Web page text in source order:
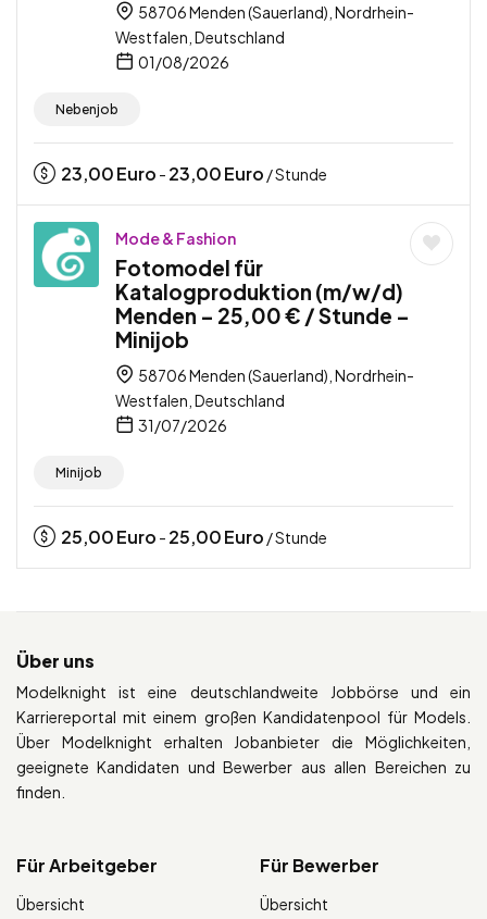
58706 Menden (Sauerland), Nordrhein-
Westfalen, Deutschland
01/08/2026
Nebenjob
23,00Euro - 23,00Euro / Stunde
Mode & Fashion
Fotomodel für
Katalogproduktion (m/w/d)
Menden – 25,00 € / Stunde –
Minijob
58706 Menden (Sauerland), Nordrhein-
Westfalen, Deutschland
31/07/2026
Minijob
25,00Euro - 25,00Euro / Stunde
Über uns
Modelknight ist eine deutschlandweite Jobbörse und ein
Karriereportal mit einem großen Kandidatenpool für Models.
Über Modelknight erhalten Jobanbieter die Möglichkeiten,
geeignete Kandidaten und Bewerber aus allen Bereichen zu
finden.
Für Arbeitgeber
Übersicht
Für Bewerber
Übersicht